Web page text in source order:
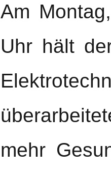
Am
Uhr hält
mehr